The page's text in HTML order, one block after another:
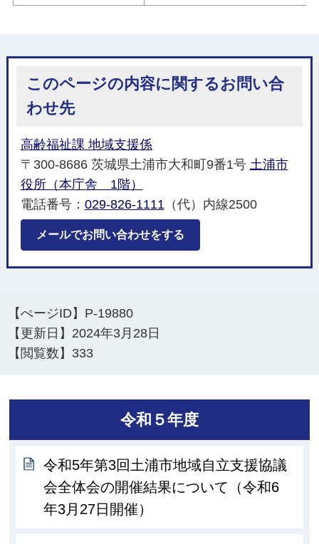
このページの内容に関するお問い合
わせ先
高齢福祉課 地域支援係
〒300-8686 茨城県土浦市大和町9番1号 土浦市
役所（本庁舎 1階）
電話番号： 029-826-1111（代）内線2500
メールでお問い合わせをする
【ぺージID】 P-19880
【更新日】 2024年3月28日
【閲覧数】 333
令和５年度
令和5年第3回土浦市地域自立支援協議
会全体会の開催結果について（令和6
年3月27日開催）